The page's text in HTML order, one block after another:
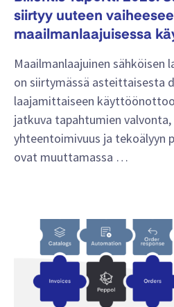
siirtyy uuteen
maailmanlaajuisessa
Maailmanlaajuinen sähköisen
on siirtymässä asteittaisesta
laajamittaiseen
jatkuva tapahtumien
yhteentoimivuus ja tekoälyyn
ovat muuttamassa …